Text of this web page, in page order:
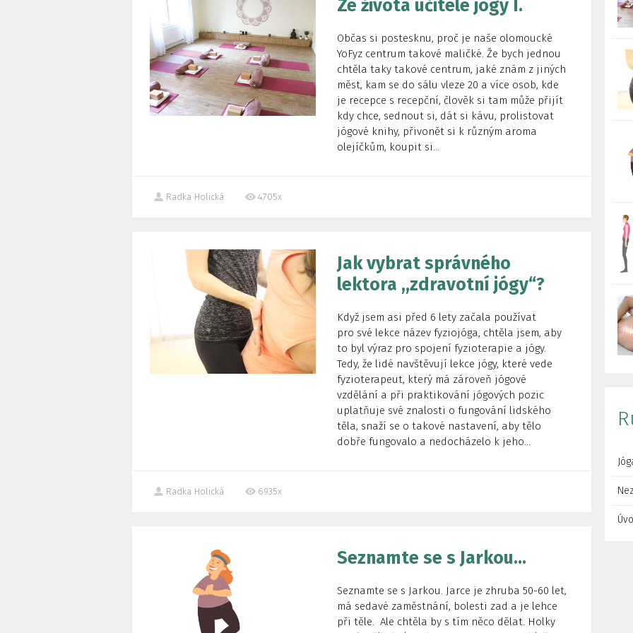
Ze života učitele jógy I.
Občas si postesknu, proč je naše olomoucké
YoFyz centrum takové maličké. Že bych jednou
chtěla taky takové centrum, jaké znám z jiných
měst, kam se do sálu vleze 20 a více osob, kde
je recepce s recepční, člověk si tam může přijít
kdy chce, sednout si, dát si kávu, prolistovat
jógové knihy, přivonět si k různým aroma
olejíčkům, koupit si...
Radka Holická 4705x
Jak vybrat správného
lektora ,,zdravotní jógy“?
Když jsem asi před 6 lety začala používat
pro své lekce název fyziojóga, chtěla jsem, aby
to byl výraz pro spojení fyzioterapie a jógy.
Tedy, že lidé navštěvují lekce jógy, které vede
fyzioterapeut, který má zároveň jógové
vzdělání a při praktikování jógových pozic
uplatňuje své znalosti o fungování lidského
těla, snaží se o takové nastavení, aby tělo
dobře fungovalo a nedocházelo k jeho...
Radka Holická 6935x
Seznamte se s Jarkou…
Seznamte se s Jarkou. Jarce je zhruba 50-60 let,
má sedavé zaměstnání, bolesti zad a je lehce
při těle. Ale chtěla by s tím něco dělat. Holky